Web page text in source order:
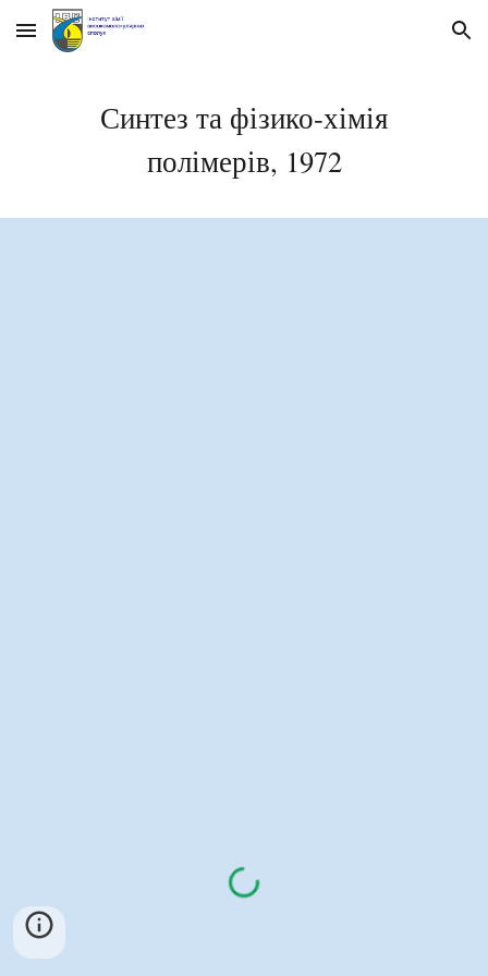
Skip to main content Skip to navigation
Синтез та фізико-хімія
полімерів, 1972